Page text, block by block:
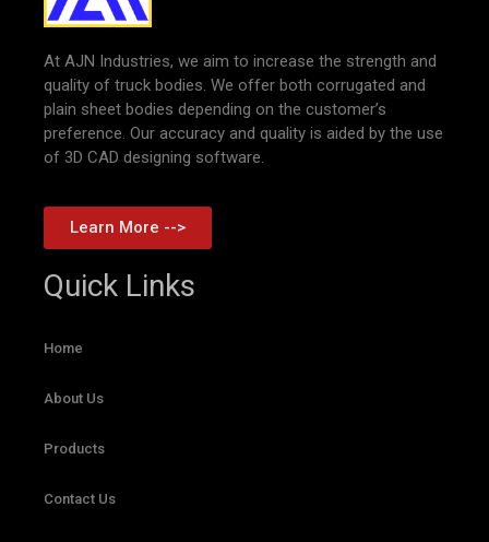
At AJN Industries, we aim to increase the strength and
quality of truck bodies. We offer both corrugated and
plain sheet bodies depending on the customer’s
preference. Our accuracy and quality is aided by the use
of 3D CAD designing software.
Learn More -->
Quick Links
Home
About Us
Products
Contact Us